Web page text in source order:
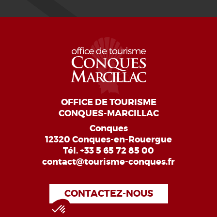
OFFICE DE TOURISME
CONQUES-MARCILLAC
Conques
12320 Conques-en-Rouergue
Tél.+33 5 65 72 85 00
contact@tourisme-conques.fr
CONTACTEZ-NOUS